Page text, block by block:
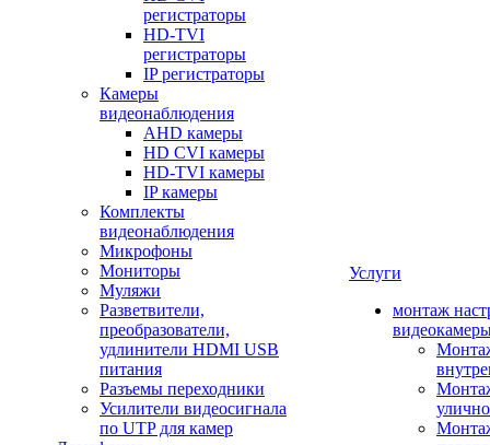
регистраторы
HD-TVI
регистраторы
IP регистраторы
Камеры
видеонаблюдения
AHD камеры
HD CVI камеры
HD-TVI камеры
IP камеры
Комплекты
видеонаблюдения
Микрофоны
Мониторы
Муляжи
Разветвители,
преобразователи,
удлинители HDMI USB
питания
Разъемы переходники
Усилители видеосигнала
по UTP для камер
Услуги
монтаж